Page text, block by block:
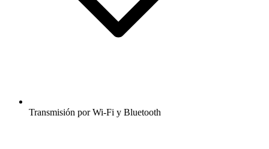
Transmisión por Wi-Fi y Bluetooth